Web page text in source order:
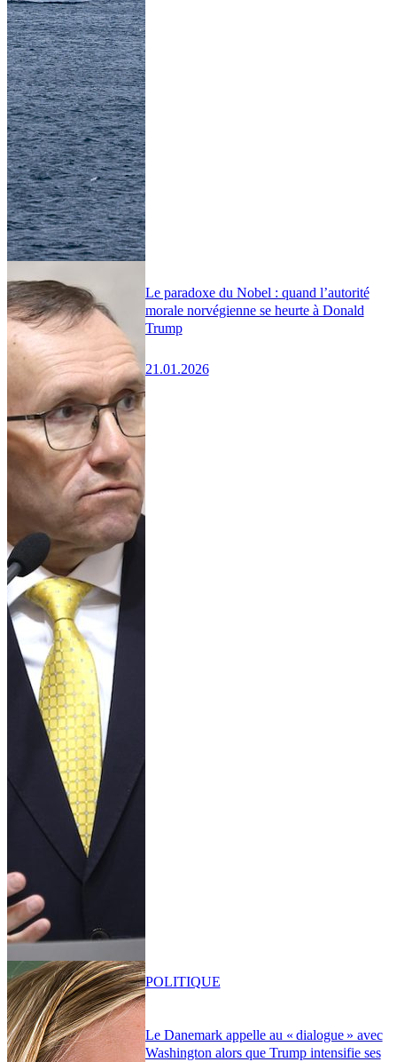
Le paradoxe du Nobel : quand l’autorité
morale norvégienne se heurte à Donald
Trump
21.01.2026
Le Danemark appelle au « dialogue » avec
Washington alors que Trump intensifie ses
POLITIQUE